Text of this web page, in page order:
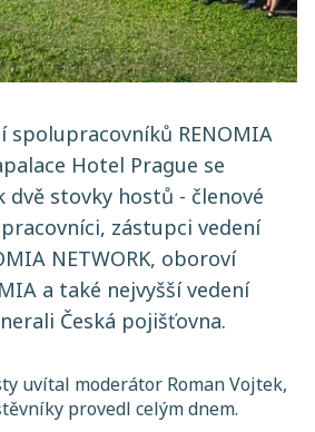
spolupracovníků RENOMIA
Hotel Prague se
dvě stovky hostů - členové
zástupci vedení
NETWORK, oboroví
a také nejvyšší vedení
Česká pojišťovna.
uvítal moderátor Roman Vojtek,
provedl celým dnem.